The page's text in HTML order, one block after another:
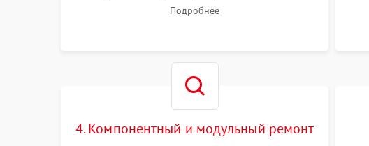
повреждения. Оценка кодов ошибок на экране
Подробнее
4. Компонентный и модульный ремонт